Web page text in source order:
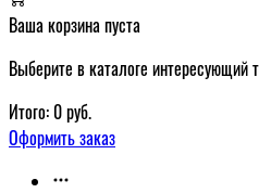
Ваша корзина пуста
Выберите в каталоге интересующий
Итого: 0руб.
Оформить заказ